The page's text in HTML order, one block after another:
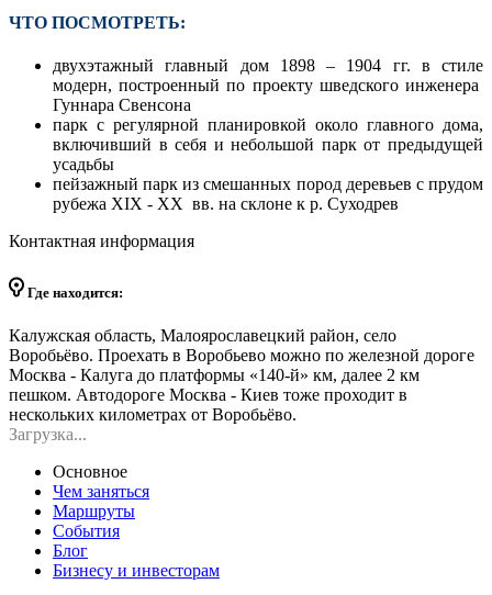
ЧТО ПОСМОТРЕТЬ:
двухэтажный главный дом 1898 – 1904 гг. в стиле
модерн, построенный по проекту шведского инженера
Гуннара Свенсона
парк с регулярной планировкой около главного дома,
включивший в себя и небольшой парк от предыдущей
усадьбы
пейзажный парк из смешанных пород деревьев с прудом
рубежа XIX - XX вв. на склоне к р. Суходрев
Контактная информация
Где находится:
Калужская область, Малоярославецкий район, село
Воробьёво. Проехать в Воробьево можно по железной дороге
Москва - Калуга до платформы «140-й» км, далее 2 км
пешком. Автодороге Москва - Киев тоже проходит в
нескольких километрах от Воробьёво.
Загрузка...
Основное
Чем заняться
Маршруты
События
Блог
Бизнесу и инвесторам